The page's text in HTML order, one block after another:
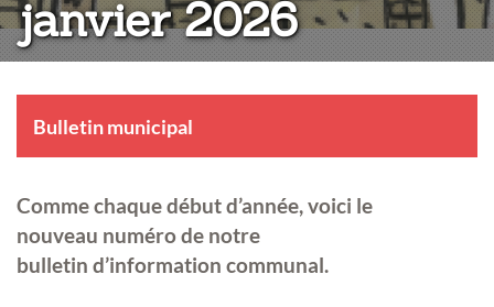
janvier 2026
Bulletin municipal
Comme chaque début d’année, voici le
nouveau numéro de notre
bulletin d’information communal.